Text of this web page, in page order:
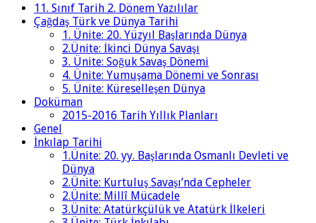
11. Sınıf Tarih 2. Dönem Yazılılar
Çağdaş Türk ve Dünya Tarihi
1. Ünite: 20. Yüzyıl Başlarında Dünya
2.Ünite: İkinci Dünya Savaşı
3. Ünite: Soğuk Savaş Dönemi
4. Ünite: Yumuşama Dönemi ve Sonrası
5. Ünite: Küreselleşen Dünya
Doküman
2015-2016 Tarih Yıllık Planları
Genel
İnkılap Tarihi
1.Ünite: 20. yy. Başlarında Osmanlı Devleti ve
Dünya
2.Ünite: Kurtuluş Savaşı’nda Cepheler
2.Ünite: Millî Mücadele
3.Ünite: Atatürkçülük ve Atatürk İlkeleri